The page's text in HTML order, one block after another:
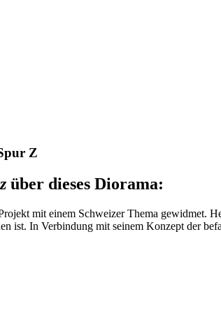
Z
über dieses Diorama:
mit einem Schweizer Thema gewidmet.
ist. In Verbindung mit seinem Konzept der